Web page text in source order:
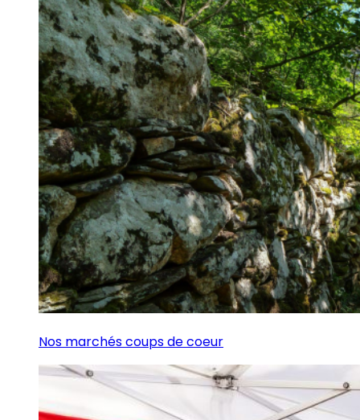
Nos marchés coups de coeur